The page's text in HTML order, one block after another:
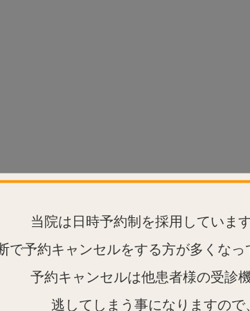
当院は日時予約制を採用しています
で予約キャンセルをする方が多くなっ
予約キャンセルは他患者様の受診
逃してしまう事になりますので